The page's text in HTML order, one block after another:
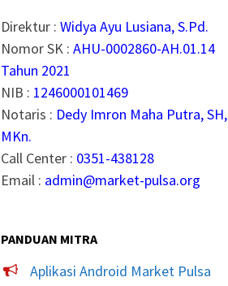
Direktur :Widya Ayu Lusiana, S.Pd.
Nomor SK :AHU-0002860-AH.01.14
Tahun 2021
NIB : 1246000101469
Notaris : Dedy Imron Maha Putra, SH,
MKn.
Call Center : 0351-438128
Email : admin@market-pulsa.org
PANDUAN MITRA
Aplikasi Android Market Pulsa